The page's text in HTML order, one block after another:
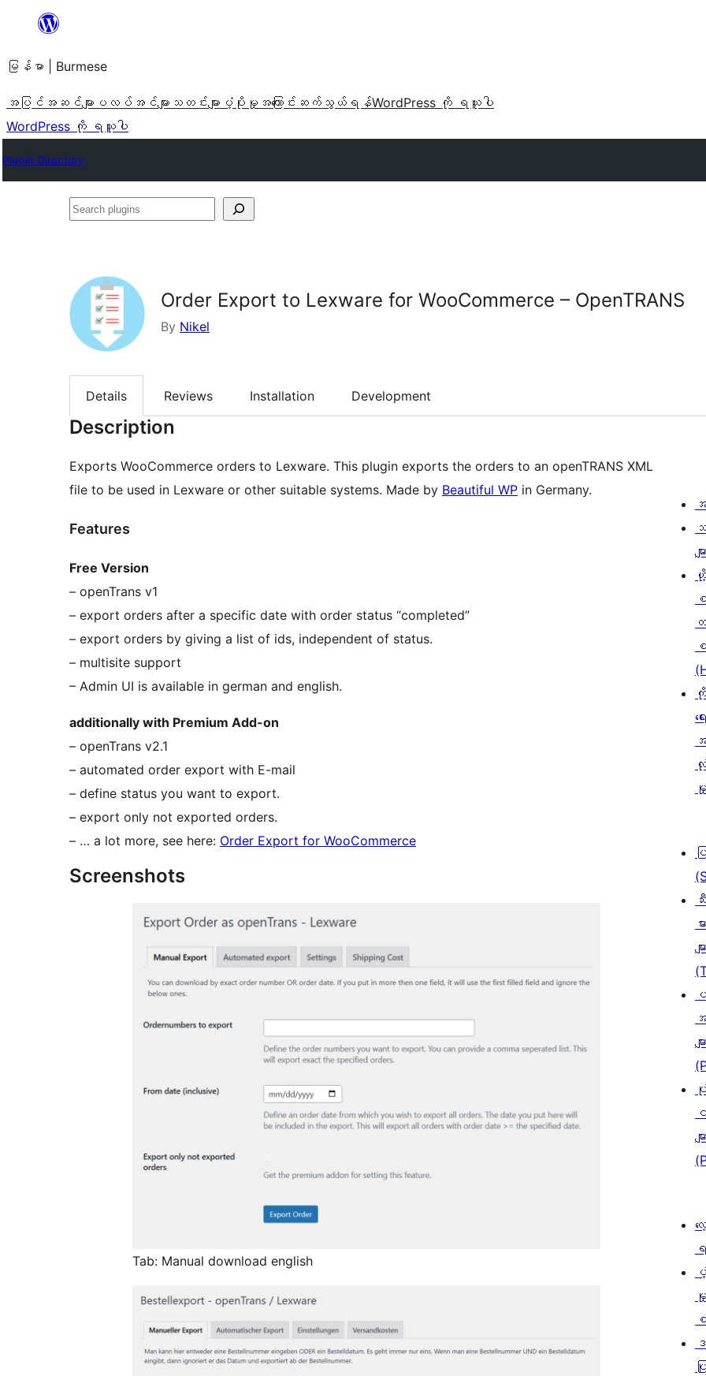
အကြောင်းအရာ
ကျော်သွား
ရန်
မြန်မာ | Burmese
အပြင်အဆင်များ ပလပ်အင်များ သတင်းများ ပံ့ပိုးမှု အကြောင်း ဆက်သွယ်ရန်WordPress ကို ရယူပါ
WordPress ကို ရယူပါ
Plugin Directory
Search
Order Export to Lexware for WooCommerce – OpenTRANS
By Nikel
Details Reviews Installation Development
Description
Exports WooCommerce orders to Lexware. This plugin exports the orders to an openTRANS XML
file to be used in Lexware or other suitable systems. Made by Beautiful WP in Germany.
Features
Free Version
– openTrans v1
– export orders after a specific date with order status “completed”
– export orders by giving a list of ids, independent of status.
– multisite support
– Admin UI is available in german and english.
additionally with Premium Add-on
– openTrans v2.1
– automated order export with E-mail
– define status you want to export.
– export only not exported orders.
– … a lot more, see here: Order Export for WooCommerce
Screenshots
Tab: Manual download english
များ
စ
ရေး
မှု
မား
များ
များ
များ
လ
မှု